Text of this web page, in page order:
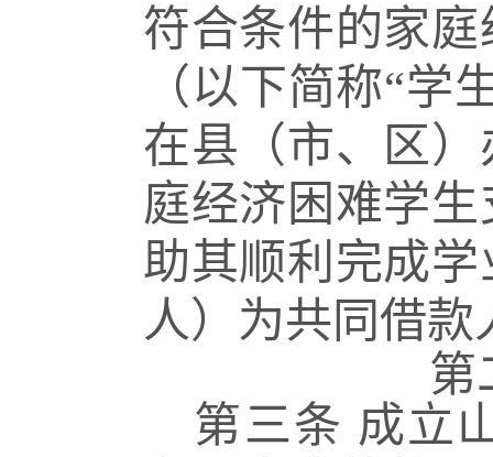
符合条件的家
（以下简称“学
在县（市、区
庭经济困难学
助其顺利完成
人）为共同借
第
第三条 成立